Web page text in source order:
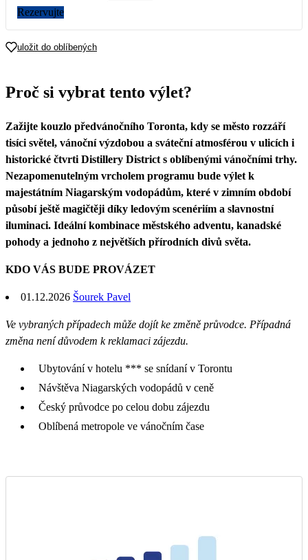
21
Rezervujte
uložit do oblíbených
Proč si vybrat tento výlet?
Zažijte kouzlo předvánočního Toronta, kdy se město rozzáří
tisíci světel, vánoční výzdobou a sváteční atmosférou v ulicích i
historické čtvrti Distillery District s oblíbenými vánočními trhy.
Nezapomenutelným vrcholem programu bude výlet k
majestátním Niagarským vodopádům, které v zimním období
působí ještě magičtěji díky ledovým scenériím a slavnostní
iluminaci. Ideální kombinace městského adventu, kanadské
pohody a jednoho z největších přírodních divů světa.
KDO VÁS BUDE PROVÁZET
01.12.2026 Šourek Pavel
Ve vybraných případech může dojít ke změně průvodce. Případná
změna není důvodem k reklamaci zájezdu.
Ubytování v hotelu *** se snídaní v Torontu
Návštěva Niagarských vodopádů v ceně
Český průvodce po celou dobu zájezdu
Oblíbená metropole ve vánočním čase